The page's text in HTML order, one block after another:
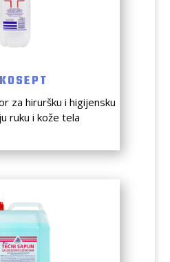
za hiruršku i higijensku
ruku i kože tela